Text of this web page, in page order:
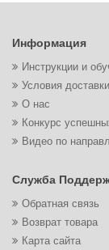
Информация
Инструкции и
Условия
О нас
Конкурс
Видео по
Служба
Обратная связь
Возврат товара
Карта сайта